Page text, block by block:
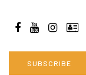
SUBSCRIBE